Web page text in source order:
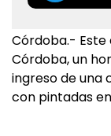
Córdoba.- Este
Córdoba, un
ingreso de una
con pintadas